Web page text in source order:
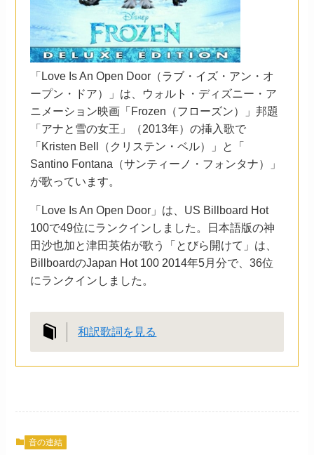
「Love Is An Open Door（ラブ・イズ・アン・オ
ープン・ドア）」は、ウォルト・ディズニー・ア
ニメーション映画「Frozen（フローズン）」邦題
「アナと雪の女王」（2013年）の挿入歌で
「Kristen Bell（クリステン・ベル）」と「
Santino Fontana（サンティーノ・フォンタナ）」
が歌っています。
「Love Is An Open Door」は、US Billboard Hot
100で49位にランクインしました。日本語版の神
田沙也加と津田英佑が歌う「とびら開けて」は、
BillboardのJapan Hot 100 2014年5月分で、36位
にランクインしました。
和訳歌詞を見る
音の連結